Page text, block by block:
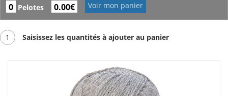
0 Pelotes 0.00€ Voir mon panier
1 Saisissez les quantités à ajouter au panier